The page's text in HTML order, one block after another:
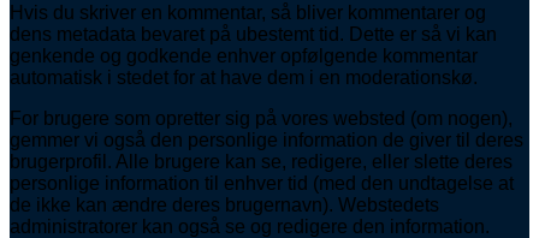
Hvis du skriver en kommentar, så bliver kommentarer og
dens metadata bevaret på ubestemt tid. Dette er så vi kan
genkende og godkende enhver opfølgende kommentar
automatisk i stedet for at have dem i en moderationskø.
For brugere som opretter sig på vores websted (om nogen),
gemmer vi også den personlige information de giver til deres
brugerprofil. Alle brugere kan se, redigere, eller slette deres
personlige information til enhver tid (med den undtagelse at
de ikke kan ændre deres brugernavn). Webstedets
administratorer kan også se og redigere den information.